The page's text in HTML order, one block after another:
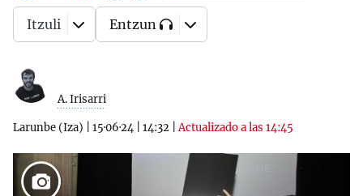
A. Irisarri
Larunbe (Iza) 15·06·24 14:32 |Actualizado a las 14:45
Itzuli Entzun